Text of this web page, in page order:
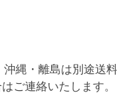
縄・離島は別途送料
ご連絡いたします。